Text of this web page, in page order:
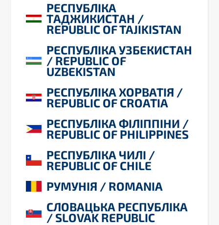
РЕСПУБЛІКА
ТАДЖИКИСТАН /
REPUBLIC OF TAJIKISTAN
РЕСПУБЛІКА УЗБЕКИСТАН
/ REPUBLIC OF
UZBEKISTAN
РЕСПУБЛІКА ХОРВАТІЯ /
REPUBLIC OF CROATIA
РЕСПУБЛІКА ФІЛІППІНИ /
REPUBLIC OF PHILIPPINES
РЕСПУБЛІКА ЧИЛІ /
REPUBLIC OF CHILE
РУМУНІЯ / ROMANIA
СЛОВАЦЬКА РЕСПУБЛІКА
/ SLOVAK REPUBLIC